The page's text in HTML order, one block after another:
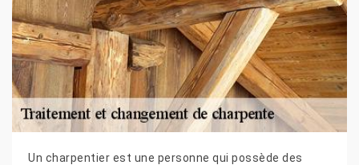
Un charpentier est une personne qui possède des